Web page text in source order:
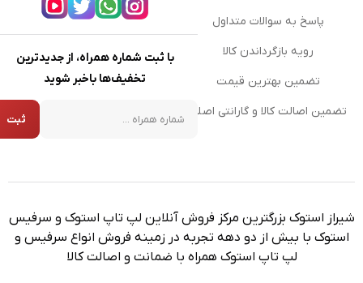
پاسخ به سوالات متداول
رویه بازگرداندن کالا
تضمین بهترین قیمت
تضمین اصالت کالا و گارانتی اصلی
با ثبت شماره همراه، از جدیدترین
تخفیف‌ها باخبر شوید
شماره همراه
ثبت
شیراز استوک بزرگترین مرکز فروش آنلاین لپ تاپ استوک و سرفیس
استوک با بیش از دو دهه تجربه در زمینه فروش انواع سرفیس و
لپ تاپ استوک همراه با ضمانت و اصالت کالا